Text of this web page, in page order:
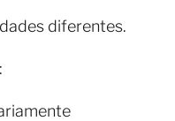
diferentes.